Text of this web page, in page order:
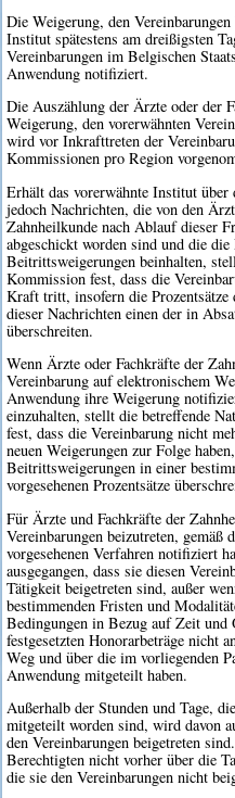
Die Weigerung, den
Institut spätestens am dreißigsten
Vereinbarungen im Belgischen
Anwendung notifiziert.
Die Auszählung der Ärzte oder der
Weigerung, den vorerwähnten
wird vor Inkrafttreten der
Kommissionen pro Region
Erhält das vorerwähnte Institut
jedoch Nachrichten, die von den
Zahnheilkunde nach Ablauf dieser
abgeschickt worden sind und die
Beitrittsweigerungen beinhalten,
Kommission fest, dass die
Kraft tritt, insofern die
dieser Nachrichten einen der in
überschreiten.
Wenn Ärzte oder Fachkräfte der
Vereinbarung auf elektronischem
Anwendung ihre Weigerung
einzuhalten, stellt die betreffende
fest, dass die Vereinbarung nicht
neuen Weigerungen zur Folge
Beitrittsweigerungen in einer
vorgesehenen Prozentsätze
Für Ärzte und Fachkräfte der
Vereinbarungen beizutreten, gemäß
vorgesehenen Verfahren notifiziert
ausgegangen, dass sie diesen
Tätigkeit beigetreten sind, außer
bestimmenden Fristen und
Bedingungen in Bezug auf Zeit und
festgesetzten Honorarbeträge nicht
Weg und über die im vorliegenden
Anwendung mitgeteilt haben.
Außerhalb der Stunden und Tage,
mitgeteilt worden sind, wird davon
den Vereinbarungen beigetreten
Berechtigten nicht vorher über die
die sie den Vereinbarungen nicht